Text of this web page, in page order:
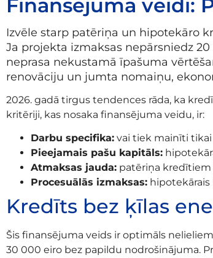
Finansējuma veidi:
Izvēle starp patēriņa un hipotekāro
Ja projekta izmaksas nepārsniedz
neprasa nekustamā īpašuma
renovāciju un jumta nomaiņu,
2026. gadā tirgus tendences rāda, ka
kritēriji, kas nosaka finansējuma veidu, ir:
Darbu specifika: vai tiek mainīti
Pieejamais pašu kapitāls:
Atmaksas jauda: patēriņa kredītiem
Procesuālās izmaksas:
Kredīts bez ķīlas
Šis finansējuma veids ir optimāls
30 000 eiro bez papildu nodrošinājuma.